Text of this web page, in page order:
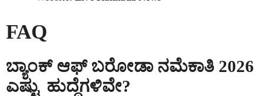
FAQ
ಬ್ಯಾಂಕ್ ಆಫ್ ಬರೋಡಾ ನಮೆಕಾತಿ 2026
ಎಷ್ಟು ಹುದ್ದೆಗಳಿವೇ?